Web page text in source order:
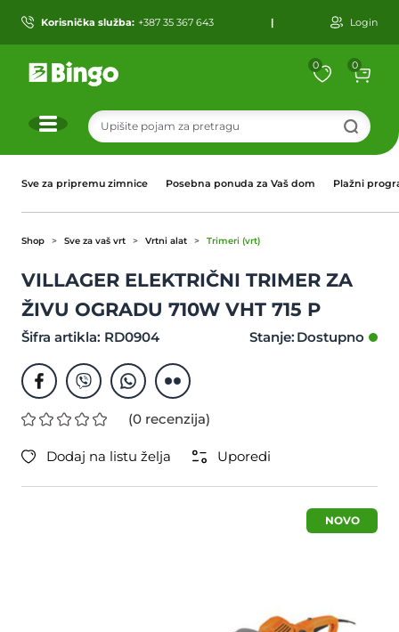
Korisnička služba: +387 35 367 643 | Login
0 0
Sve za pripremu zimnice Posebna ponuda za Vaš dom Plažni
Shop Sve za vaš vrt Vrtni alat Trimeri (vrt)
VILLAGER ELEKTRIČNI TRIMER ZA
ŽIVU OGRADU 710W VHT 715 P
Šifra artikla: RD0904 Stanje:
(0 recenzija)
Dodaj na listu želja Uporedi
NOVO